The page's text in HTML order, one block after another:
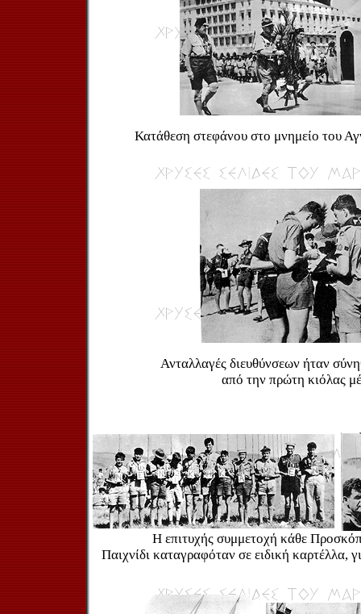
Κατάθεση στεφάνου στο μνημείο του
Ανταλλαγές διευθύνσεων ήταν
από την πρώτη κιόλας
Η επιτυχής συμμετοχή κάθε
Παιχνίδι καταγραφόταν σε ειδική καρτέλλα,